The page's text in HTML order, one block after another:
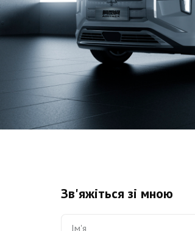
Зв'яжіться зі мною